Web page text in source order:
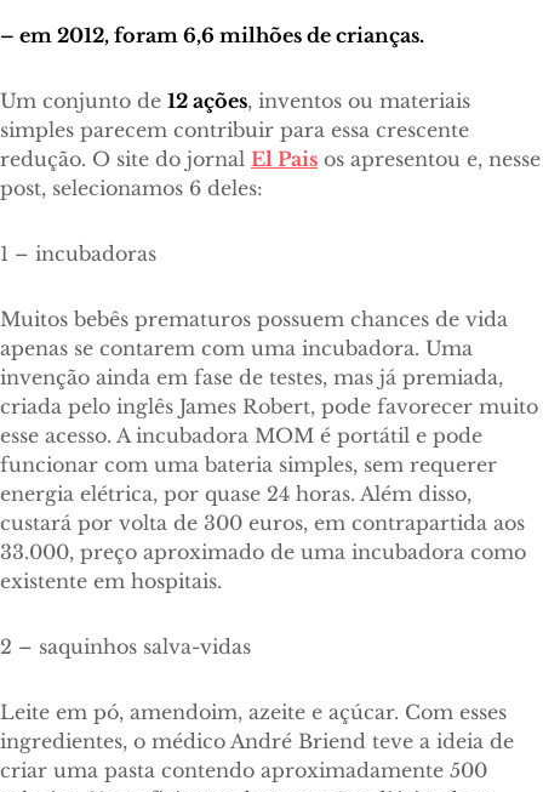
– em 2012, foram 6,6 milhões de crianças.
Um conjunto de 12 ações, inventos ou materiais
simples parecem contribuir para essa crescente
redução. O site do jornal El Pais os apresentou e, nesse
post, selecionamos 6 deles:
1 – incubadoras
Muitos bebês prematuros possuem chances de vida
apenas se contarem com uma incubadora. Uma
invenção ainda em fase de testes, mas já premiada,
criada pelo inglês James Robert, pode favorecer muito
esse acesso. A incubadora MOM é portátil e pode
funcionar com uma bateria simples, sem requerer
energia elétrica, por quase 24 horas. Além disso,
custará por volta de 300 euros, em contrapartida aos
33.000, preço aproximado de uma incubadora como
existente em hospitais.
2 – saquinhos salva-vidas
Leite em pó, amendoim, azeite e açúcar. Com esses
ingredientes, o médico André Briend teve a ideia de
criar uma pasta contendo aproximadamente 500